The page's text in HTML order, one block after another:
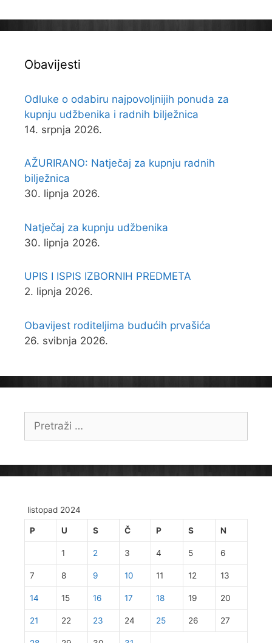
Obavijesti
Odluke o odabiru najpovoljnijih ponuda za
kupnju udžbenika i radnih bilježnica
14. srpnja 2026.
AŽURIRANO: Natječaj za kupnju radnih
bilježnica
30. lipnja 2026.
Natječaj za kupnju udžbenika
30. lipnja 2026.
UPIS I ISPIS IZBORNIH PREDMETA
2. lipnja 2026.
Obavijest roditeljima budućih prvašića
26. svibnja 2026.
listopad 2024
P U S Č P S N
1 2 3 4 5 6
7 8 9 10 11 12 13
14 15 16 17 18 19 20
21 22 23 24 25 26 27